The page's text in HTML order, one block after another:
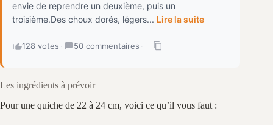
envie de reprendre un deuxième, puis un
troisième.Des choux dorés, légers... Lire la suite
128 votes · 50 commentaires ·
Les ingrédients à prévoir
Pour une quiche de 22 à 24 cm, voici ce qu’il vous faut :